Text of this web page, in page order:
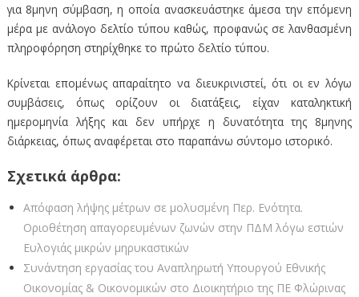
για 8μηνη σύμβαση, η οποία ανασκευάστηκε άμεσα την επόμενη
μέρα με ανάλογο δελτίο τύπου καθώς, προφανώς σε λανθασμένη
πληροφόρηση στηρίχθηκε το πρώτο δελτίο τύπου.
Κρίνεται επομένως απαραίτητο να διευκρινιστεί, ότι οι εν λόγω
συμβάσεις, όπως ορίζουν οι διατάξεις, είχαν καταληκτική
ημερομηνία λήξης και δεν υπήρχε η δυνατότητα της 8μηνης
διάρκειας, όπως αναφέρεται στο παραπάνω σύντομο ιστορικό.
Σχετικά άρθρα:
Απόφαση λήψης μέτρων σε μολυσμένη Περ. Ενότητα.
Οριοθέτηση απαγορευμένων ζωνών στην ΠΔΜ λόγω εστιών
Ευλογιάς μικρών μηρυκαστικών
Συνάντηση εργασίας του Αναπληρωτή Υπουργού Εθνικής
Οικονομίας & Οικονομικών στο Διοικητήριο της ΠΕ Φλώρινας